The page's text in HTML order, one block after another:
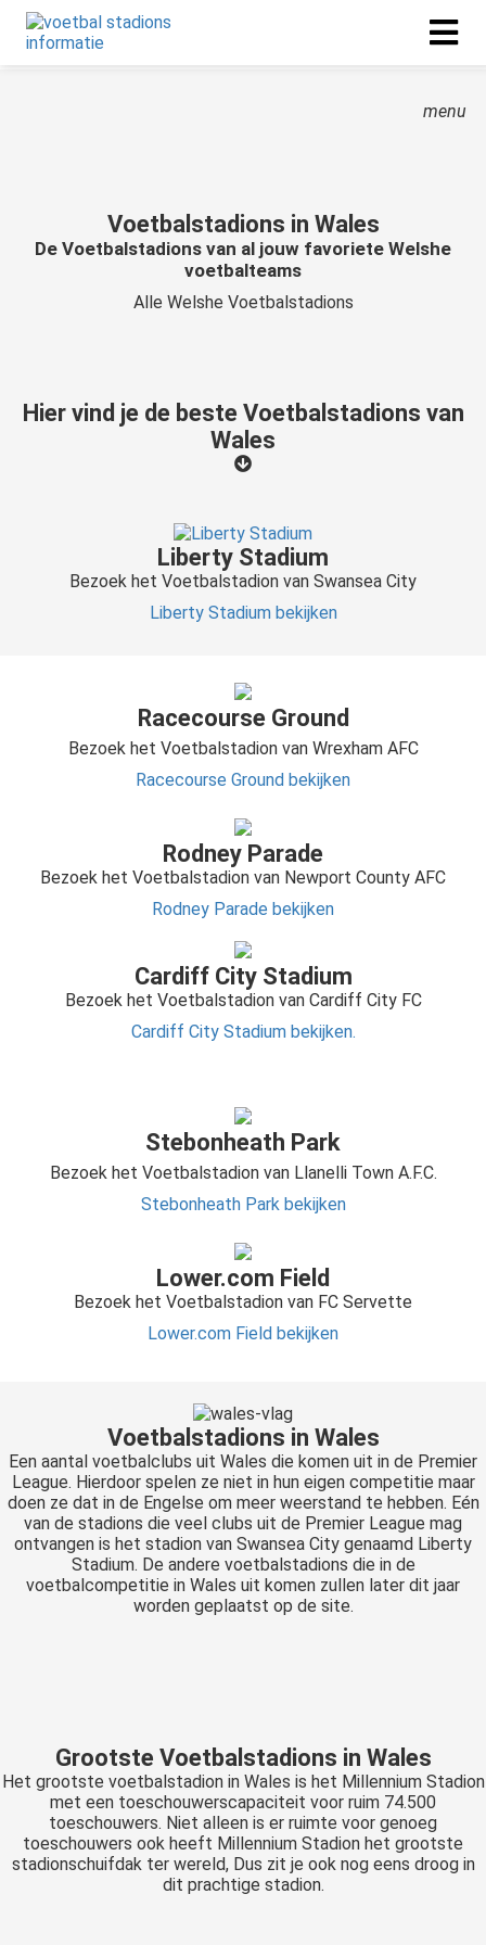
menu
Voetbalstadions in Wales
De Voetbalstadions van al jouw favoriete Welshe
voetbalteams
Alle Welshe Voetbalstadions
Hier vind je de beste Voetbalstadions van
Wales
Liberty Stadium
Bezoek het Voetbalstadion van Swansea City
Liberty Stadiumbekijken
Racecourse Ground
Bezoek het Voetbalstadion van Wrexham AFC
Racecourse Ground bekijken
Rodney Parade
Bezoek het Voetbalstadion van Newport County AFC
Rodney Parade bekijken
Cardiff City Stadium
Bezoek het Voetbalstadion van Cardiff City FC
Cardiff City Stadium bekijken.
Stebonheath Park
Bezoek het Voetbalstadion van Llanelli Town A.F.C.
Stebonheath Parkbekijken
Lower.com Field
Bezoek het Voetbalstadion van FC Servette
Lower.com Field bekijken
Voetbalstadions in Wales
Een aantal voetbalclubs uit Wales die komen uit in de Premier
League. Hierdoor spelen ze niet in hun eigen competitie maar
doen ze dat in de Engelse om meer weerstand te hebben. Eén
van de stadions die veel clubs uit de Premier League mag
ontvangen is het stadion van Swansea City genaamd Liberty
Stadium. De andere voetbalstadions die in de
voetbalcompetitie in Wales uit komen zullen later dit jaar
worden geplaatst op de site.
Grootste Voetbalstadions in Wales
Het grootste voetbalstadion in Wales is het Millennium Stadion
met een toeschouwerscapaciteit voor ruim 74.500
toeschouwers. Niet alleen is er ruimte voor genoeg
toeschouwers ook heeft Millennium Stadion het grootste
stadionschuifdak ter wereld, Dus zit je ook nog eens droog in
dit prachtige stadion.